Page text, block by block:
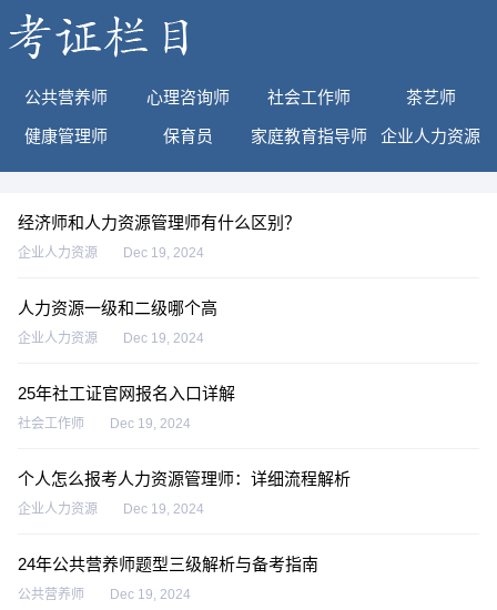
公共营养师 心理咨询师 社会工作师 茶艺师
健康管理师 保育员 家庭教育指导师 企业人力资源
经济师和人力资源管理师有什么区别？
企业人力资源 Dec 19, 2024
人力资源一级和二级哪个高
企业人力资源 Dec 19, 2024
25年社工证官网报名入口详解
社会工作师 Dec 19, 2024
个人怎么报考人力资源管理师：详细流程解析
企业人力资源 Dec 19, 2024
24年公共营养师题型三级解析与备考指南
公共营养师 Dec 19, 2024